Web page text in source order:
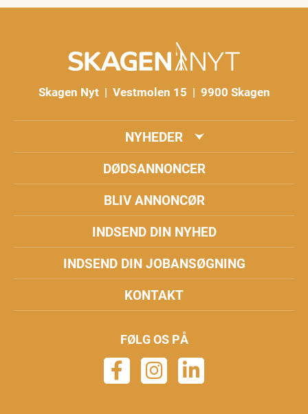
Skagen Nyt | Vestmolen 15 | 9900 Skagen
NYHEDER
DØDSANNONCER
BLIV ANNONCØR
INDSEND DIN NYHED
INDSEND DIN JOBANSØGNING
KONTAKT
FØLG OS PÅ